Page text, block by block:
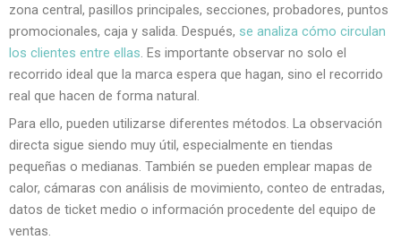
zona central, pasillos principales, secciones, probadores, puntos
promocionales, caja y salida. Después, se analiza cómo circulan
los clientes entre ellas . Es importante observar no solo el
recorrido ideal que la marca espera que hagan, sino el recorrido
real que hacen de forma natural.
Para ello, pueden utilizarse diferentes métodos. La observación
directa sigue siendo muy útil, especialmente en tiendas
pequeñas o medianas. También se pueden emplear mapas de
calor, cámaras con análisis de movimiento, conteo de entradas,
datos de ticket medio o información procedente del equipo de
ventas.